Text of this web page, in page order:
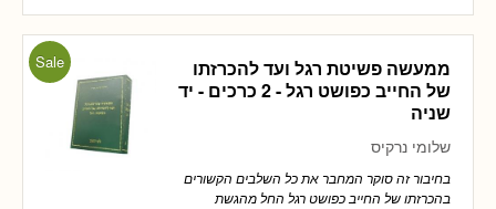
Sale
ממעשה פשיטת רגל ועד להכרזתו
של החייב כפושט רגל - 2 כרכים - יד
שניה
שלומי נרקיס
בחיבור זה סוקר המחבר את כל השלבים הקשורים
בהכרזתו של החייב כפושט רגל החל מהגשת